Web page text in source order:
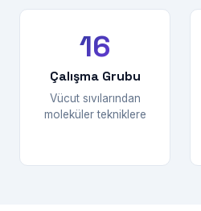
16
Çalışma Grubu
Vücut sıvılarından
moleküler tekniklere